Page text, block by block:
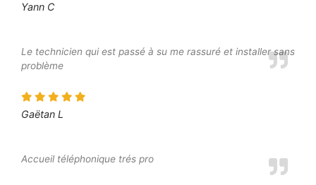
Yann C
Le technicien qui est passé à su me rassuré et installer sans
problème
Gaëtan L
Accueil téléphonique trés pro